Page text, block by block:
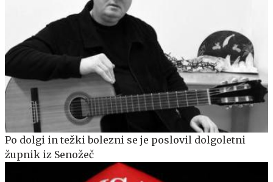
Po dolgi in težki bolezni se je poslovil dolgoletni
župnik iz Senožeč